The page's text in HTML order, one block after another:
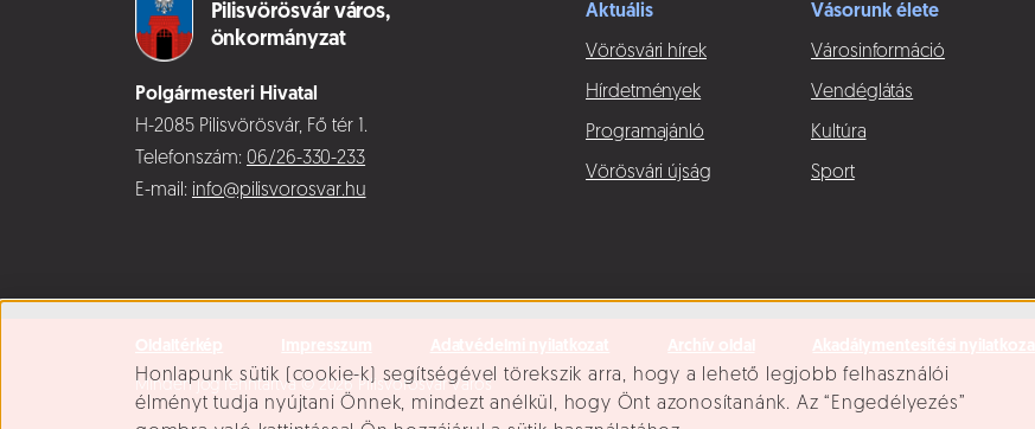
Süti beállítások
Honlapunk sütik (cookie-k) segítségével törekszik arra, hogy a lehető legjobb felhasználói
élményt tudja nyújtani Önnek, mindezt anélkül, hogy Önt azonosítanánk. Az “Engedélyezés”
Pilisvörösvár város,
önkormányzat
Polgármesteri Hivatal
H-2085 Pilisvörösvár, Fő tér 1.
Telefonszám: 06/26-330-233
E-mail: info@pilisvorosvar.hu
Aktuális
Vörösvári hírek
Hírdetmények
Programajánló
Vörösvári újság
Vásorunk élete
Városinformáció
Vendéglátás
Kultúra
Sport
Minden jog fenntartva © 2026 Pilisvörösvár Város